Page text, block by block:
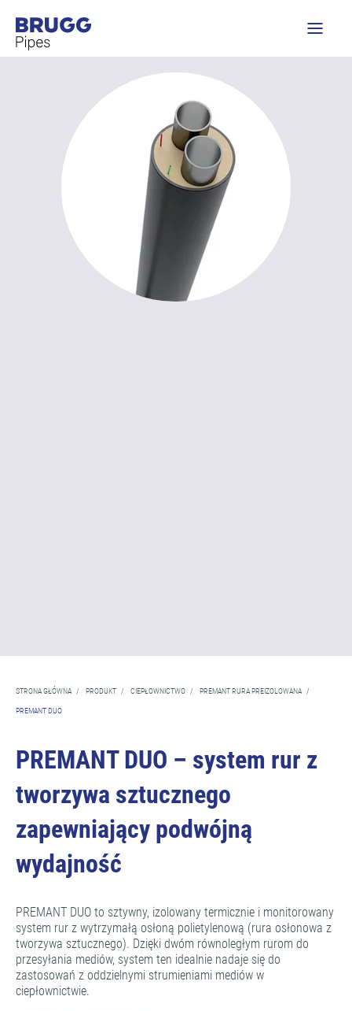
STRONA GŁÓWNA / PRODUKT / CIEPŁOWNICTWO / PREMANT RURA PREIZOLOWANA /
PREMANT DUO
PREMANT DUO – system rur z
tworzywa sztucznego
zapewniający podwójną
wydajność
PREMANT DUO to sztywny, izolowany termicznie i monitorowany
system rur z wytrzymałą osłoną polietylenową (rura osłonowa z
tworzywa sztucznego). Dzięki dwóm równoległym rurom do
przesyłania mediów, system ten idealnie nadaje się do
zastosowań z oddzielnymi strumieniami mediów w
ciepłownictwie.